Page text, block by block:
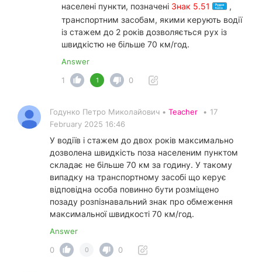
населені пункти, позначені Знак 5.51
,
транспортним засобам, якими керують водії
із стажем до 2 років дозволяється рух із
швидкістю не більше 70 км/год.
Answer
1
1 0
Годунко Петро Миколайович • Teacher • 17
February 2025 16:46
У водіїв і стажем до двох років максимально
дозволена швидкість поза населеним пунктом
складає не більше 70 км за годину. У такому
випадку на транспортному засобі що керує
відповідна особа повинно бути розміщено
позаду розпізнавальний знак про обмеження
максимальної швидкості 70 км/год.
Answer
0
0 0